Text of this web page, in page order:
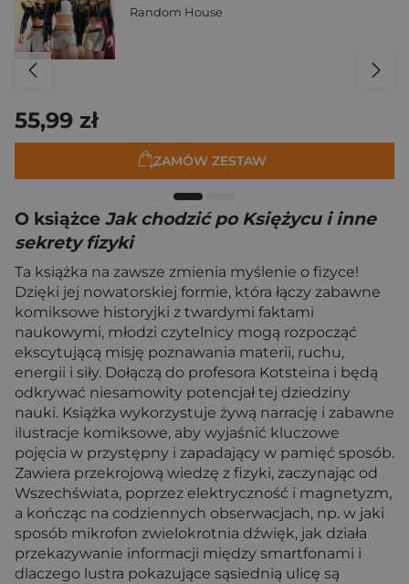
Random House
55,99 zł
ZAMÓW ZESTAW
O książce Jak chodzić po Księżycu i inne
sekrety fizyki
Ta książka na zawsze zmienia myślenie o fizyce!
Dzięki jej nowatorskiej formie, która łączy zabawne
komiksowe historyjki z twardymi faktami
naukowymi, młodzi czytelnicy mogą rozpocząć
ekscytującą misję poznawania materii, ruchu,
energii i siły. Dołączą do profesora Kotsteina i będą
odkrywać niesamowity potencjał tej dziedziny
nauki. Książka wykorzystuje żywą narrację i zabawne
ilustracje komiksowe, aby wyjaśnić kluczowe
pojęcia w przystępny i zapadający w pamięć sposób.
Zawiera przekrojową wiedzę z fizyki, zaczynając od
Wszechświata, poprzez elektryczność i magnetyzm,
a kończąc na codziennych obserwacjach, np. w jaki
sposób mikrofon zwielokrotnia dźwięk, jak działa
przekazywanie informacji między smartfonami i
dlaczego lustra pokazujące sąsiednią ulicę są